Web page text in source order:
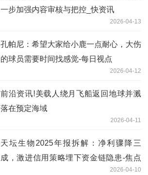
一步加强内容审核与把控_快资讯
2026-04-13
孔帕尼：希望大家给小鹿一点耐心，大伤
的球员需要时间找感觉-每日视点
2026-04-12
前沿资讯!美载人绕月飞船返回地球并溅
落在预定海域
2026-04-11
天坛生物2025年报拆解：净利骤降三
成，激进信用策略埋下资金链隐患-焦点
2026-04-10